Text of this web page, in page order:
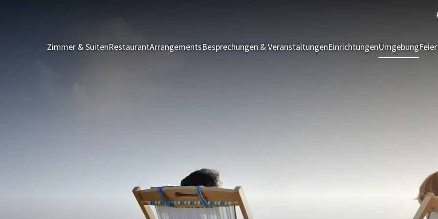
Zimmer & SuitenRestaurantArrangementsBesprechungen & VeranstaltungenEinrichtungenUmgebung